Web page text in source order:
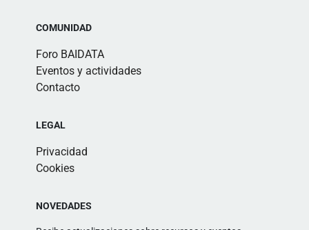
COMUNIDAD
Foro BAIDATA
Eventos y actividades
Contacto
LEGAL
Privacidad
Cookies
NOVEDADES